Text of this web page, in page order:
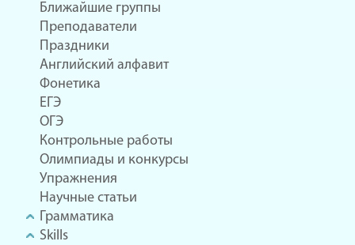
Ближайшие группы
Преподаватели
Праздники
Английский алфавит
Фонетика
ЕГЭ
ОГЭ
Контрольные работы
Олимпиады и конкурсы
Упражнения
Научные статьи
Грамматика
Skills